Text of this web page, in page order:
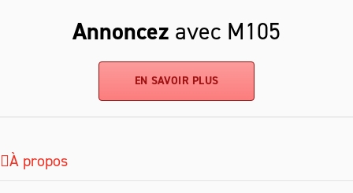
Annoncez avec M105
EN SAVOIR PLUS
À propos